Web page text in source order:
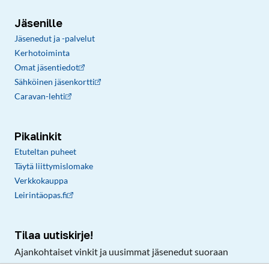
Jäsenille
Jäsenedut ja -palvelut
Kerhotoiminta
Omat jäsentiedot
Sähköinen jäsenkortti
Caravan-lehti
Pikalinkit
Etuteltan puheet
Täytä liittymislomake
Verkkokauppa
Leirintäopas.fi
Tilaa uutiskirje!
Ajankohtaiset vinkit ja uusimmat jäsenedut suoraan